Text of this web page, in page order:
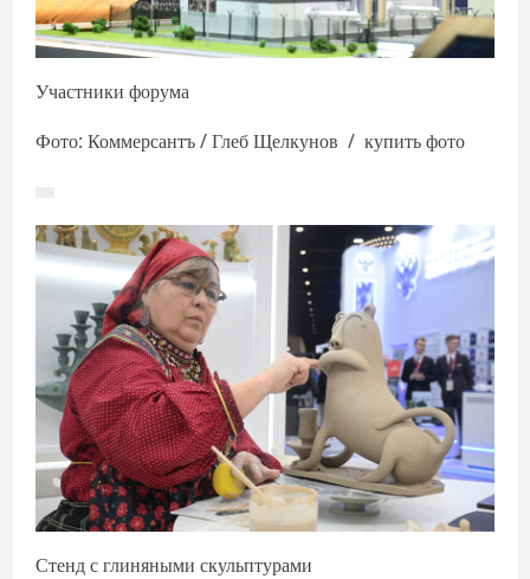
Участники форума
Фото: Коммерсантъ / Глеб Щелкунов / купить фото
Стенд с глиняными скульптурами